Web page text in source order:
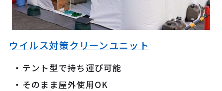
ウイルス対策クリーンユニット
テント型で持ち運び可能
そのまま屋外使用OK